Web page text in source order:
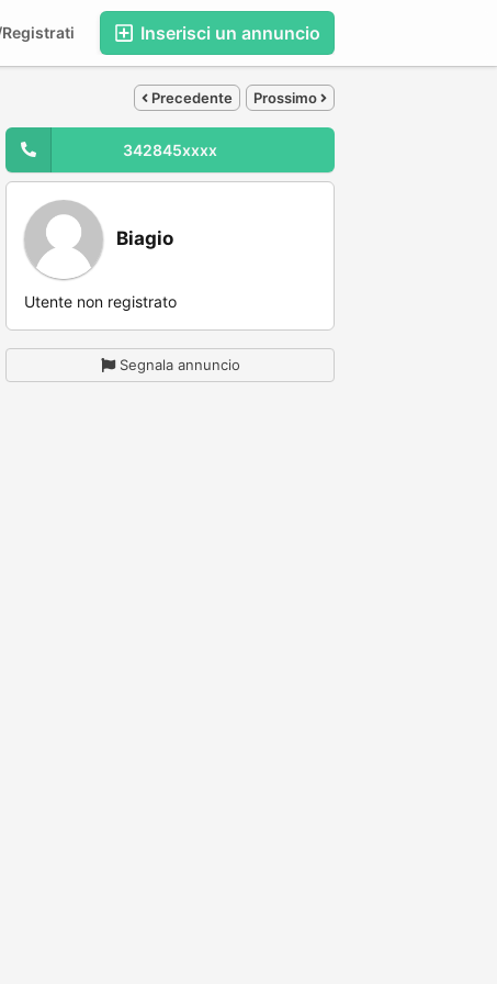
Inserisci un annuncio
Precedente Prossimo
342845xxxx
Biagio
Utente non registrato
Segnala annuncio